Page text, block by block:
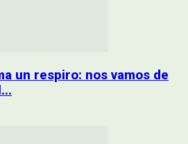
un respiro: nos vamos de